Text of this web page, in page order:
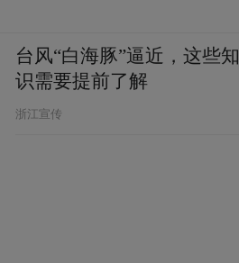
台风“白海豚”逼近，这些知
识需要提前了解
浙江宣传